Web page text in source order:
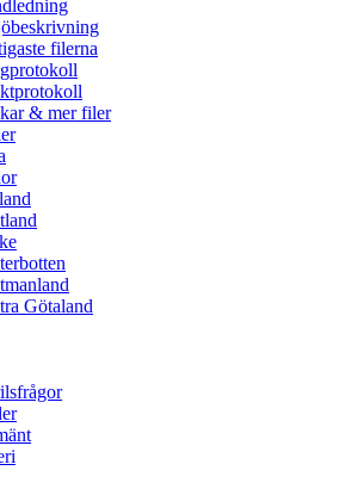
filerna
& mer filer
Götaland